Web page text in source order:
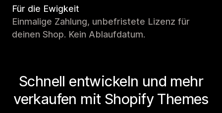
Für die Ewigkeit
Einmalige Zahlung, unbefristete Lizenz für
deinen Shop. Kein Ablaufdatum.
Schnell entwickeln und mehr
verkaufen mit Shopify Themes